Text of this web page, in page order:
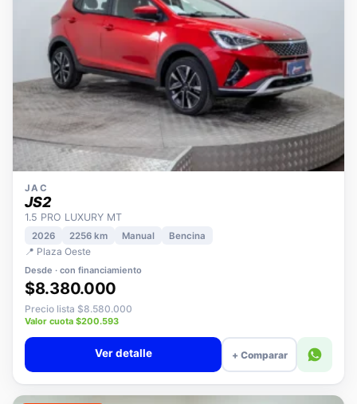
JAC
JS2
1.5 PRO LUXURY MT
2026 2256 km
📍 Plaza Oeste
Desde · con financiamiento
$8.380.000
Precio lista $8.580.000
Valor cuota $200.593
+ Comparar